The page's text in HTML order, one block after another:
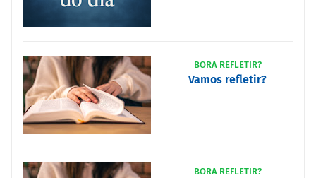
BORA REFLETIR?
Vamos refletir?
BORA REFLETIR?